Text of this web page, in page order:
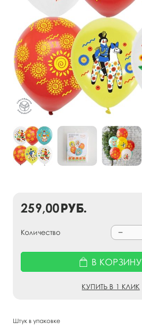
Штук в упаковке
259,00руб.
Количество
В КОРЗИНУ
КУПИТЬ В 1 КЛИК